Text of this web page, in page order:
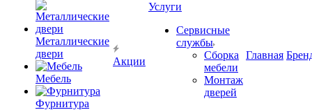
Металлические
двери
Мебель
Фурнитура
Акции
Услуги
Сервисные
службы
Сборка
мебели
Монтаж
дверей
Главная